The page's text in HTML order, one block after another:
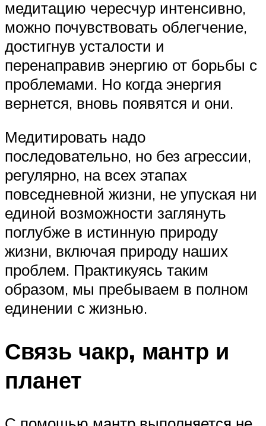
медитацию чересчур интенсивно,
можно почувствовать облегчение,
достигнув усталости и
перенаправив энергию от борьбы с
проблемами. Но когда энергия
вернется, вновь появятся и они.
Медитировать надо
последовательно, но без агрессии,
регулярно, на всех этапах
повседневной жизни, не упуская ни
единой возможности заглянуть
поглубже в истинную природу
жизни, включая природу наших
проблем. Практикуясь таким
образом, мы пребываем в полном
единении с жизнью.
Связь чакр, мантр и
планет